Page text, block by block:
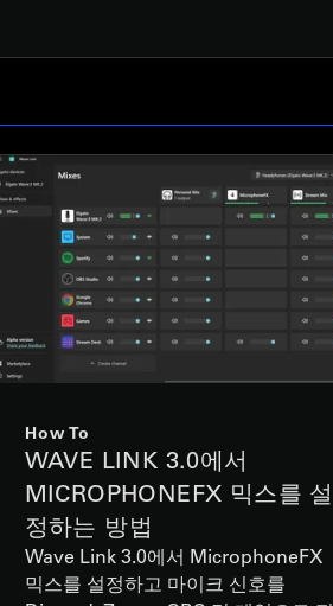
How To
WAVE LINK 3.0에서
MICROPHONEFX 믹스를 설
정하는 방법
Wave Link 3.0에서 MicrophoneFX
믹스를 설정하고 마이크 신호를